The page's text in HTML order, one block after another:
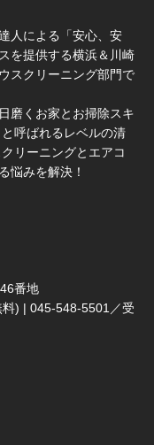
人による「安心、安
を提供する横浜＆川崎
スクリーニング部門で
磨くお家とお掃除スキ
呼ばれるレベルの清
リーニングとエアコ
悩みを解決！
番地
) | 045-548-5501／受